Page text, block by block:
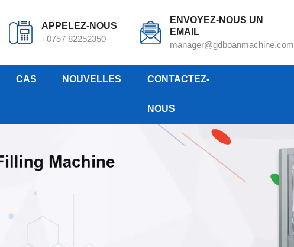
APPELEZ-NOUS
+0757 82252350
ENVOYEZ-NOUS UN
EMAIL
manager@gdboanmachine.com
CAS NOUVELLES CONTACTEZ-
NOUS